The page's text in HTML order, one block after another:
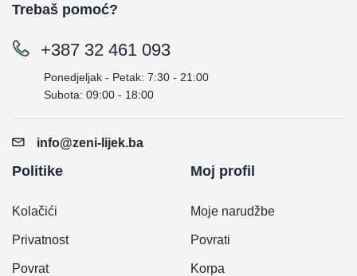
Trebaš pomoć?
+387 32 461 093
Ponedjeljak - Petak: 7:30 - 21:00
Subota: 09:00 - 18:00
info@zeni-lijek.ba
Politike
Kolačići
Privatnost
Povrat
Moj profil
Moje narudžbe
Povrati
Korpa